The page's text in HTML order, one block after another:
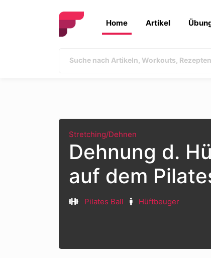
Home Artikel
Stretching/Dehnen
Dehnung d.
auf dem
Pilates Ball Hüftbeuger